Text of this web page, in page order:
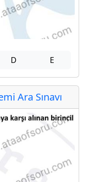
D E
Ara Sınavı